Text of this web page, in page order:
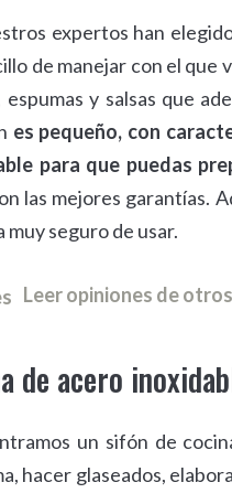
expertos han
de manejar con el que
y salsas que
es pequeño, con
para que puedas
las mejores garantías.
muy seguro de usar.
Leer opiniones de
de acero
un sifón de
hacer glaseados,